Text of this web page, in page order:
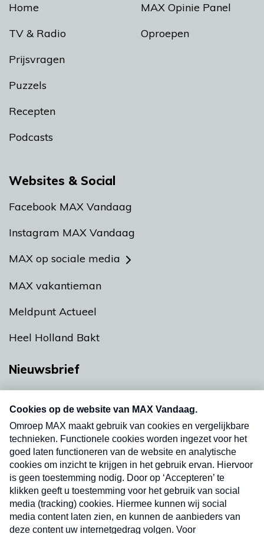
Home
TV & Radio
Prijsvragen
Puzzels
Recepten
Podcasts
MAX Opinie Panel
Oproepen
Websites & Social
Facebook MAX Vandaag
Instagram MAX Vandaag
MAX op sociale media
MAX vakantieman
Meldpunt Actueel
Heel Holland Bakt
Nieuwsbrief
nieuwsbrief. Elke vrijdag- en dinsdagochtend in
uw mailbox.
Verzend